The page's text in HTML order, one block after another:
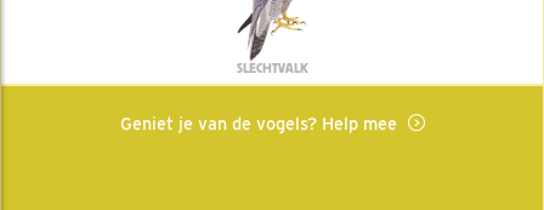
SLECHTVALK
Geniet je van de vogels? Help mee